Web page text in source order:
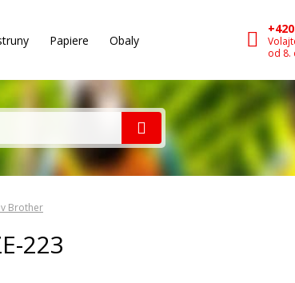
Papiere Obaly
od 8.
Brother
223